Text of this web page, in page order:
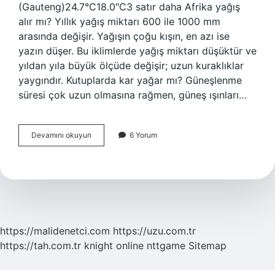
(Gauteng)24.7°C18.0″C3 satır daha Afrika yağış
alır mı? Yıllık yağış miktarı 600 ile 1000 mm
arasında değişir. Yağışın çoğu kışın, en azı ise
yazın düşer. Bu iklimlerde yağış miktarı düşüktür ve
yıldan yıla büyük ölçüde değişir; uzun kuraklıklar
yaygındır. Kutuplarda kar yağar mı? Güneşlenme
süresi çok uzun olmasına rağmen, güneş ışınları…
Devamını okuyun Afrikada
Hiç
Mı
6 Yorum
https://malidenetci.com https://uzu.com.tr
https://tah.com.tr knight online nttgame Sitemap